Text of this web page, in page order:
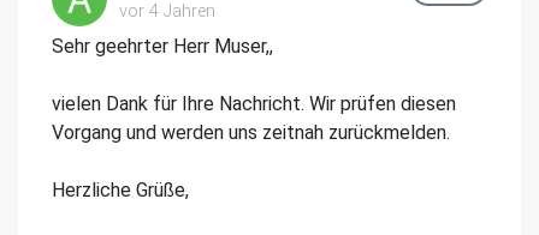
vor 4 Jahren
Sehr geehrter Herr Muser,,
vielen Dank für Ihre Nachricht. Wir prüfen diesen
Vorgang und werden uns zeitnah zurückmelden.
Herzliche Grüße,